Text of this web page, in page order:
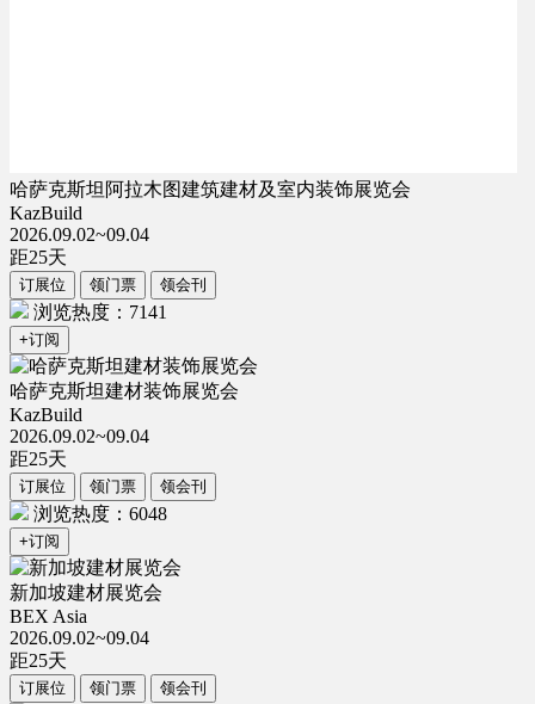
哈萨克斯坦阿拉木图建筑建材及室内装饰展览会
KazBuild
2026.09.02~09.04
距25天
订展位 领门票 领会刊
浏览热度：7141
+订阅
哈萨克斯坦建材装饰展览会
KazBuild
2026.09.02~09.04
距25天
订展位 领门票 领会刊
浏览热度：6048
+订阅
新加坡建材展览会
BEX Asia
2026.09.02~09.04
距25天
订展位 领门票 领会刊